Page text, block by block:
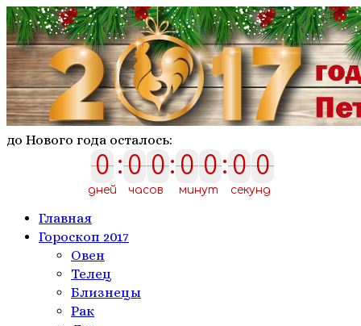
до Нового года осталось:
0
0
дней
:0
0 0
0
часов
:0
0 0
0
минут
:0
0 0
0
секунд
Главная
Гороскоп 2017
Овен
Телeц
Близнецы
Рак